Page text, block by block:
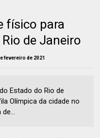
físico para
de Janeiro
fevereiro de 2021
Estado do Rio de
Olímpica da cidade no